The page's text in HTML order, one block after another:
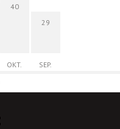
40
OKT.
29
SEP.